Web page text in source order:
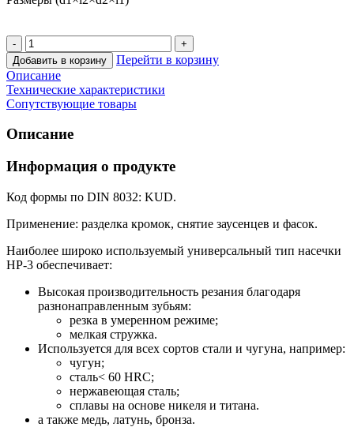
Добавить в корзину
Перейти в корзину
Описание
Технические характеристики
Сопутствующие товары
Описание
Информация о продукте
Код формы по DIN 8032: KUD.
Применение: разделка кромок, снятие заусенцев и фасок.
Наиболее широко используемый универсальный тип насечки
HP-3 обеспечивает:
Высокая производительность резания благодаря
разнонаправленным зубьям:
резка в умеренном режиме;
мелкая стружка.
Используется для всех сортов стали и чугуна, например:
чугун;
сталь< 60 HRC;
нержавеющая сталь;
сплавы на основе никеля и титана.
а также медь, латунь, бронза.